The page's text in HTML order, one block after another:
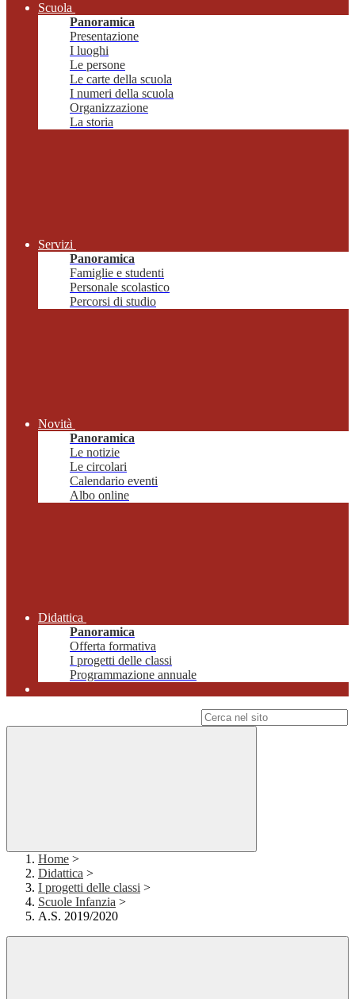
Scuola
Panoramica
Presentazione
I luoghi
Le persone
Le carte della scuola
I numeri della scuola
Organizzazione
La storia
Servizi
Panoramica
Famiglie e studenti
Personale scolastico
Percorsi di studio
Novità
Panoramica
Le notizie
Le circolari
Calendario eventi
Albo online
Didattica
Panoramica
Offerta formativa
I progetti delle classi
Programmazione annuale
Home >
Didattica >
I progetti delle classi >
Scuole Infanzia >
A.S. 2019/2020